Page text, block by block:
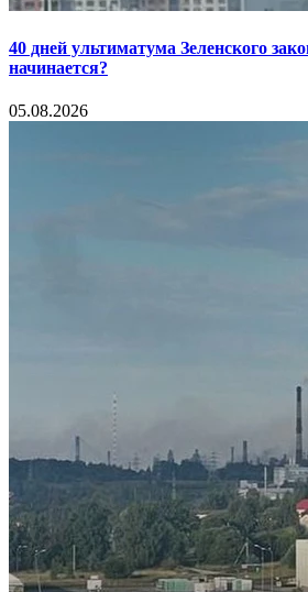
40 дней ультиматума Зеленского
начинается?
05.08.2026